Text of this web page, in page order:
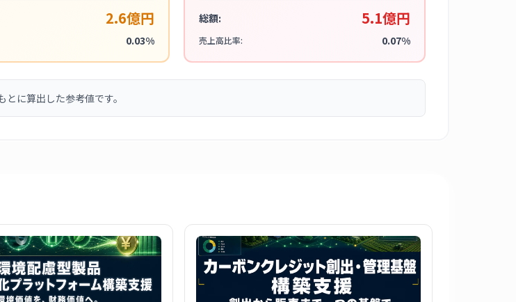
2.6億円
0.03%
総額:
5.1億円
売上高比率: 0.07%
に算出した参考値です。